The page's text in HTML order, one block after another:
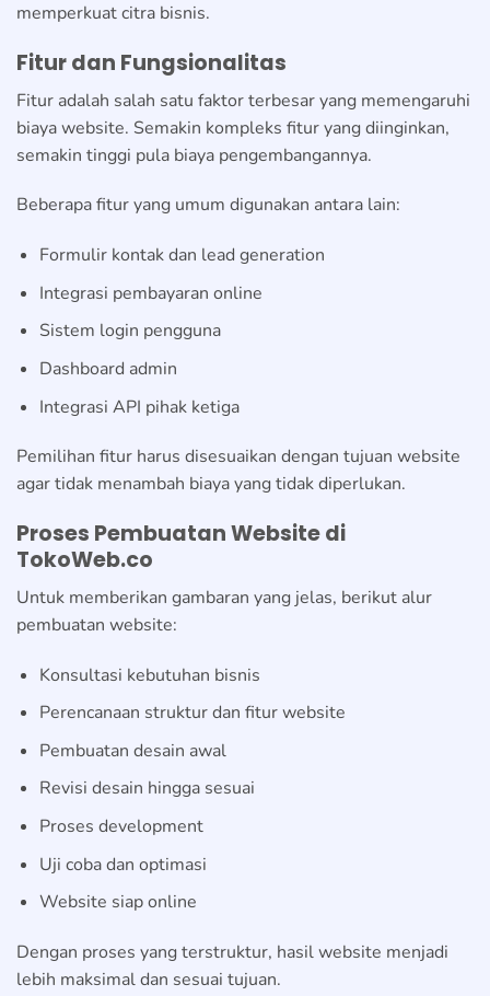
memperkuat citra bisnis.
Fitur dan Fungsionalitas
Fitur adalah salah satu faktor terbesar yang memengaruhi
biaya website. Semakin kompleks fitur yang diinginkan,
semakin tinggi pula biaya pengembangannya.
Beberapa fitur yang umum digunakan antara lain:
Formulir kontak dan lead generation
Integrasi pembayaran online
Sistem login pengguna
Dashboard admin
Integrasi API pihak ketiga
Pemilihan fitur harus disesuaikan dengan tujuan website
agar tidak menambah biaya yang tidak diperlukan.
Proses Pembuatan Website di
TokoWeb.co
Untuk memberikan gambaran yang jelas, berikut alur
pembuatan website:
Konsultasi kebutuhan bisnis
Perencanaan struktur dan fitur website
Pembuatan desain awal
Revisi desain hingga sesuai
Proses development
Uji coba dan optimasi
Website siap online
Dengan proses yang terstruktur, hasil website menjadi
lebih maksimal dan sesuai tujuan.